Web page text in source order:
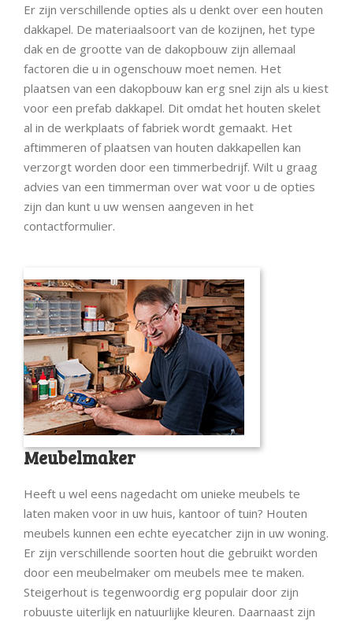
Er zijn verschillende opties als u denkt over een houten
dakkapel. De materiaalsoort van de kozijnen, het type
dak en de grootte van de dakopbouw zijn allemaal
factoren die u in ogenschouw moet nemen. Het
plaatsen van een dakopbouw kan erg snel zijn als u kiest
voor een prefab dakkapel. Dit omdat het houten skelet
al in de werkplaats of fabriek wordt gemaakt. Het
aftimmeren of plaatsen van houten dakkapellen kan
verzorgt worden door een timmerbedrijf. Wilt u graag
advies van een timmerman over wat voor u de opties
zijn dan kunt u uw wensen aangeven in het
contactformulier.
Meubelmaker
Heeft u wel eens nagedacht om unieke meubels te
laten maken voor in uw huis, kantoor of tuin? Houten
meubels kunnen een echte eyecatcher zijn in uw woning.
Er zijn verschillende soorten hout die gebruikt worden
door een meubelmaker om meubels mee te maken.
Steigerhout is tegenwoordig erg populair door zijn
robuuste uiterlijk en natuurlijke kleuren. Daarnaast zijn